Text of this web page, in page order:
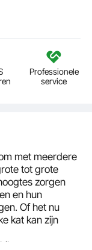
Professionele
service
met meerdere
tot grote
zorgen
en hun
Of het nu
kat kan zijn
over twee